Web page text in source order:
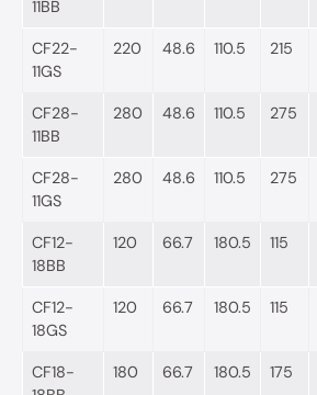
11BB
CF22-
11GS
220 48.6 110.5 215
CF28-
11BB
280 48.6 110.5 275
CF28-
11GS
280 48.6 110.5 275
CF12-
18BB
120 66.7 180.5 115
CF12-
18GS
120 66.7 180.5 115
CF18-
180 66.7 180.5 175